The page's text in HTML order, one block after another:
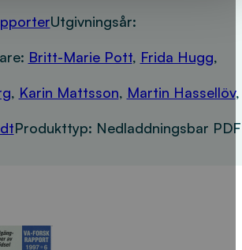
Utgivningsår:
Britt-Marie Pott, Frida Hugg,
, Karin Mattsson, Martin Hassellöv,
Produkttyp: Nedladdningsbar PDF